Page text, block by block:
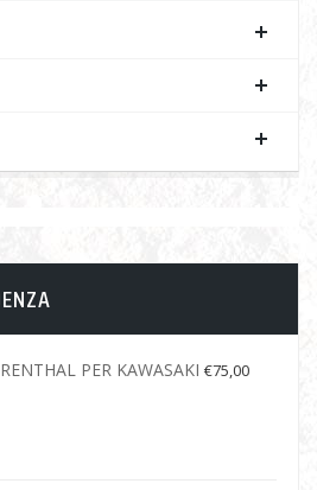
PER KAWASAKI €75,00